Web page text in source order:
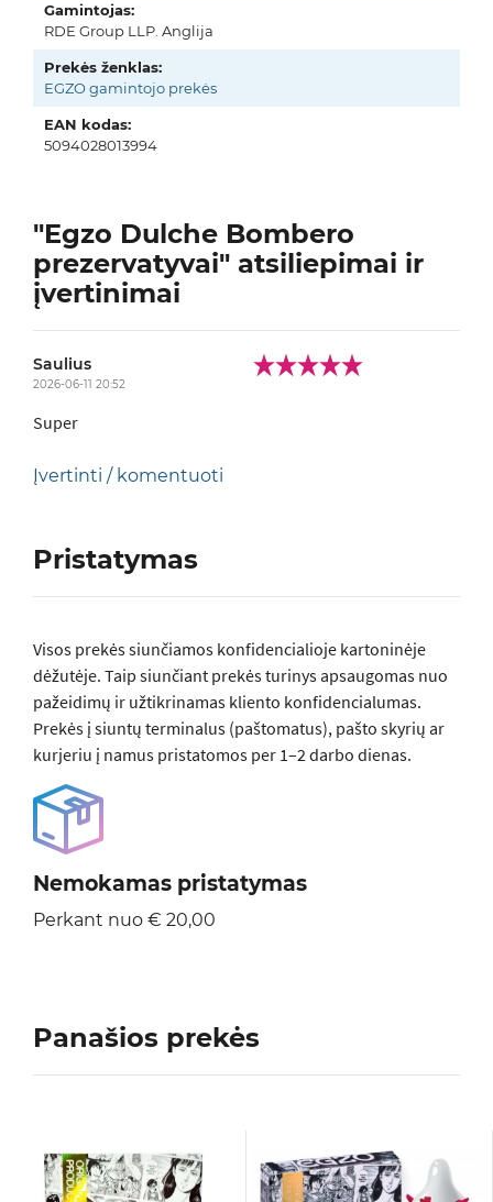
Gamintojas:
RDE Group LLP. Anglija
Prekės ženklas:
EGZO gamintojo prekės
EAN kodas:
5094028013994
"Egzo Dulche Bombero
prezervatyvai" atsiliepimai ir
įvertinimai
Saulius
2026-06-11 20:52
Super
Įvertinti / komentuoti
Pristatymas
Visos prеkės siunčiamos konfidencialioje kartoninėje
dėžutėje. Taip siunčiant prekės turinys apsaugomas nuo
pažeidimų ir užtikrinamas kliento konfidencialumas.
Prekės į siuntų terminalus (paštomatus), pašto skyrių ar
kurjeriu į namus pristatomos per 1–2 darbo dienas.
Nemokamas pristatymas
Perkant nuo € 20,00
Panašios prekės